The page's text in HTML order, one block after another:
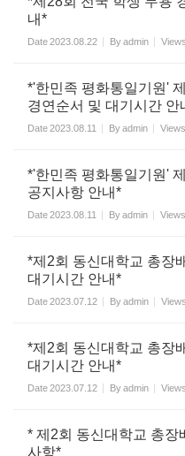
내*
Date2023.08.22 Byadmin Views
*'한민족 평화통일기원'
경연순서 및 대기시간 안
Date2023.08.11 Byadmin Views
*'한민족 평화통일기원'
공지사항 안내*
Date2023.08.11 Byadmin Views
*제2회 동신대학교 총장
대기시간 안내*
Date2023.07.12 Byadmin Views
*제2회 동신대학교 총장
대기시간 안내*
Date2023.07.12 Byadmin Views
* 제2회 동신대학교 총장
사항*